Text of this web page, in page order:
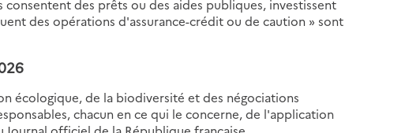
consentent des prêts ou des aides publiques, investissent
des opérations d'assurance-crédit ou de caution » sont
écologique, de la biodiversité et des négociations
chacun en ce qui le concerne, de l'application